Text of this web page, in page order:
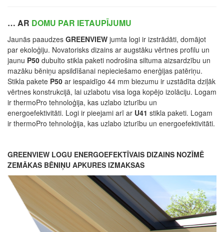
… AR DOMU PAR IETAUPĪJUMU
Jaunās paaudzes GREENVIEW jumta logi ir izstrādāti, domājot
par ekoloģiju. Novatorisks dizains ar augstāku vērtnes profilu un
jaunu P50 dubulto stikla paketi nodrošina siltuma aizsardzību un
mazāku bēniņu apsildīšanai nepieciešamo enerģijas patēriņu.
Stikla pakete P50 ar iespaidīgo 44 mm biezumu ir uzstādīta dziļāk
vērtnes konstrukcijā, lai uzlabotu visa loga kopējo izolāciju. Logam
ir thermoPro tehnoloģija, kas uzlabo izturību un
energoefektivitāti. Logi ir pieejami arī ar U41 stikla paketi. Logam
ir thermoPro tehnoloģija, kas uzlabo izturību un energoefektivitāti.
GREENVIEW LOGU ENERGOEFEKTĪVAIS DIZAINS NOZĪMĒ
ZEMĀKAS BĒNIŅU APKURES IZMAKSAS